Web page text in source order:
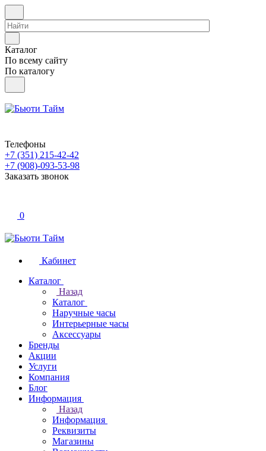
Каталог
По всему сайту
По каталогу
Телефоны
+7 (351) 215-42-42
+7 (908)-093-53-98
Заказать звонок
0
Кабинет
Каталог
Назад
Каталог
Наручные часы
Интерьерные часы
Аксессуары
Бренды
Акции
Услуги
Компания
Блог
Информация
Назад
Информация
Реквизиты
Магазины